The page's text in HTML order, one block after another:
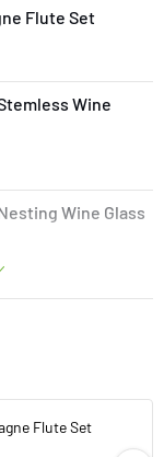
Flute Set
Wine
Wine Glass
Flute Set